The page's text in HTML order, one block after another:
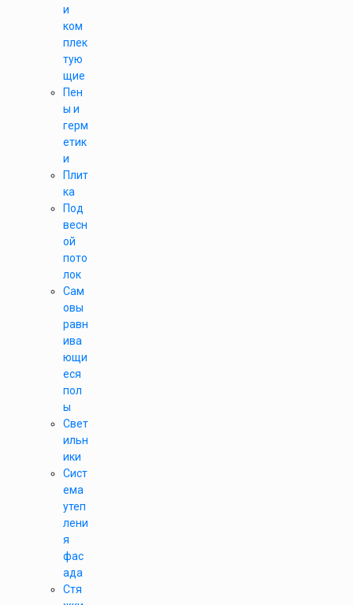
и
ком
плек
тую
щие
Пен
ы и
герм
етик
и
Плит
ка
Под
весн
ой
пото
лок
Сам
овы
равн
ива
ющи
еся
пол
ы
Свет
ильн
ики
Сист
ема
утеп
лени
я
фас
ада
Стя